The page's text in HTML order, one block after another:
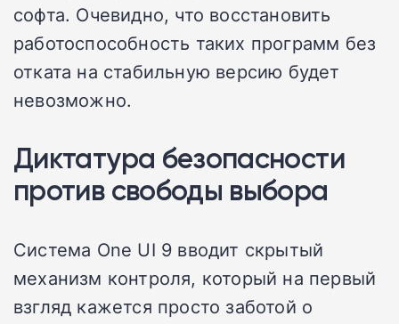
софта. Очевидно, что восстановить
работоспособность таких программ без
отката на стабильную версию будет
невозможно.
Диктатура безопасности
против свободы выбора
Система One UI 9 вводит скрытый
механизм контроля, который на первый
взгляд кажется просто заботой о